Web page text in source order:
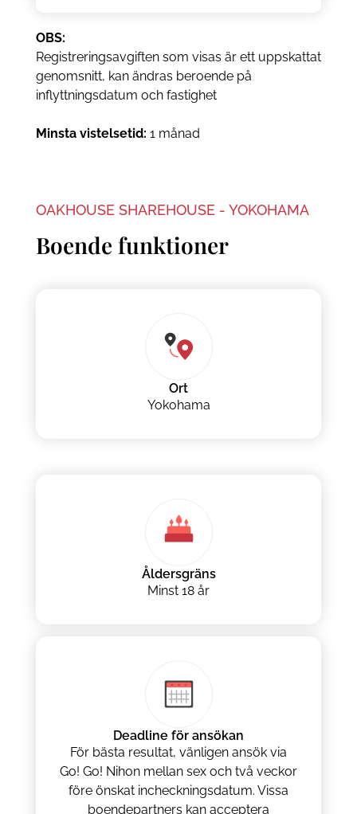
OBS:
Registreringsavgiften som visas är ett uppskattat
genomsnitt, kan ändras beroende på
inflyttningsdatum och fastighet
Minsta vistelsetid: 1 månad
OAKHOUSE SHAREHOUSE - YOKOHAMA
Boende funktioner
Ort
Yokohama
Åldersgräns
Minst 18 år
Deadline för ansökan
För bästa resultat, vänligen ansök via
Go! Go! Nihon mellan sex och två veckor
före önskat incheckningsdatum. Vissa
boendepartners kan acceptera